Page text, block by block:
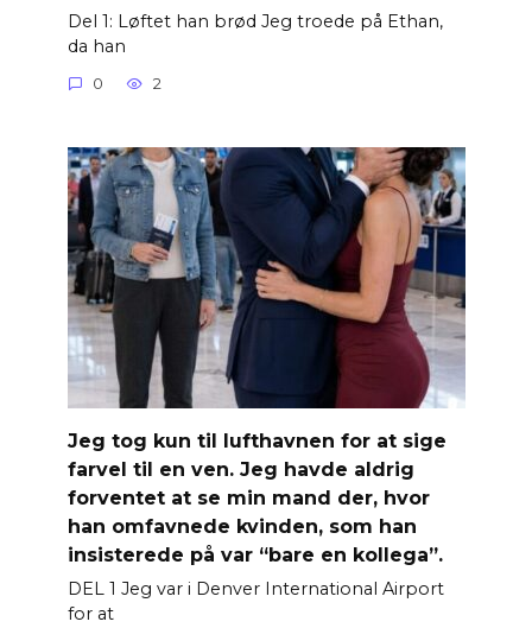
Del 1: Løftet han brød Jeg troede på Ethan,
da han
0 2
Jeg tog kun til lufthavnen for at sige
farvel til en ven. Jeg havde aldrig
forventet at se min mand der, hvor
han omfavnede kvinden, som han
insisterede på var “bare en kollega”.
DEL 1 Jeg var i Denver International Airport
for at